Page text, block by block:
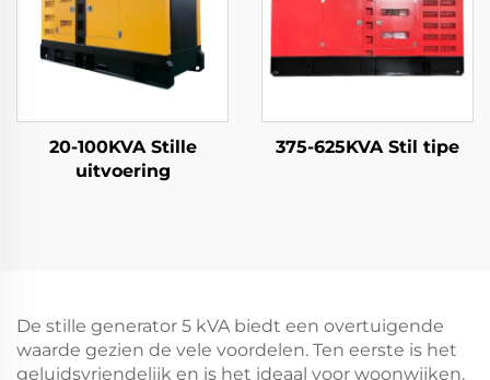
20-100KVA Stille
uitvoering
375-625KVA Stil tipe
De stille generator 5 kVA biedt een overtuigende
waarde gezien de vele voordelen. Ten eerste is het
geluidsvriendelijk en is het ideaal voor woonwijken,